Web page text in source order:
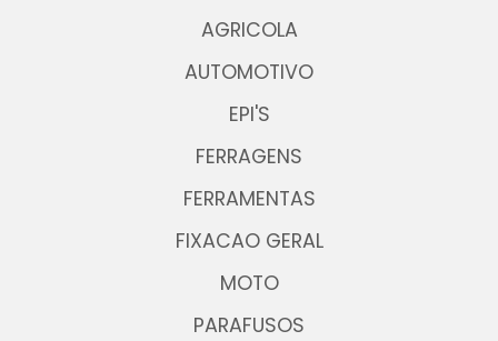
AGRICOLA
AUTOMOTIVO
EPI'S
FERRAGENS
FERRAMENTAS
FIXACAO GERAL
MOTO
PARAFUSOS